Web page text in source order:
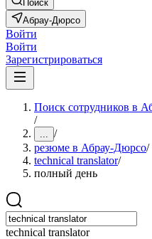
Поиск
Абрау-Дюрсо
Войти
Войти
Зарегистрироваться
Поиск сотрудников в
/
... /
резюме в Абрау-Дюрсо/
technical translator/
полный день
technical translator